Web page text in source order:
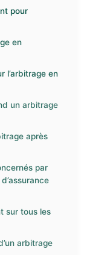
pour
en
l’arbitrage en
un arbitrage
après
par
sur tous les
arbitrage